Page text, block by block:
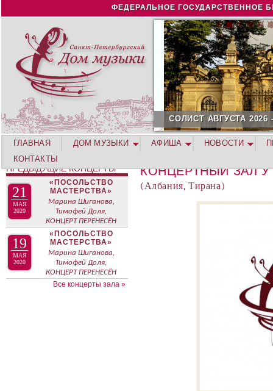
Jump to navigation
ФЕДЕРАЛЬНОЕ ГОСУДАРСТВЕННОЕ
СОЛИСТ АВГУСТА 2026
КОНЦЕРТНЫЙ ЗАЛ
(Албания, Тирана)
ГЛАВНАЯ ДОМ МУЗЫКИ АФИША НОВОСТИ
КОНТАКТЫ
ПРЕДЫДУЩИЕ КОНЦЕРТЫ
21
МАЯ
2020
«ПОСОЛЬСТВО
МАСТЕРСТВА»
Марина Шиганова,
Тимофей Доля,
КОНЦЕРТ ПЕРЕНЕСЁН
19
МАЯ
2020
«ПОСОЛЬСТВО
МАСТЕРСТВА»
Марина Шиганова,
Тимофей Доля,
КОНЦЕРТ ПЕРЕНЕСЁН
Все концерты зала »